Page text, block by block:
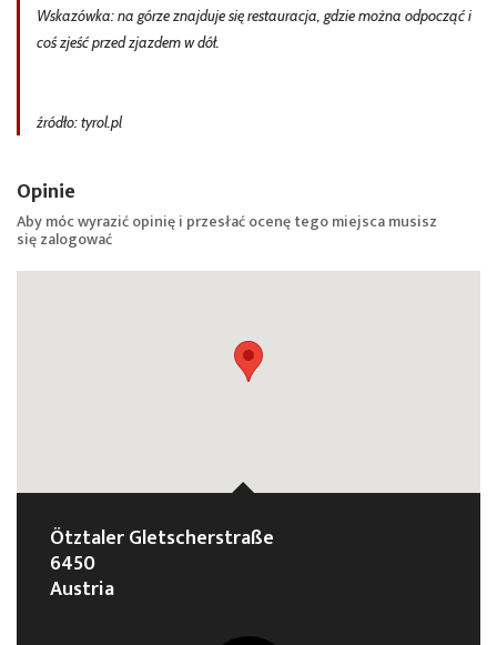
Wskazówka: na górze znajduje się restauracja, gdzie można odpocząć i
coś zjeść przed zjazdem w dół.
źródło: tyrol.pl
Opinie
Aby móc wyrazić opinię i przesłać ocenę tego miejsca musisz
sięzalogować
Ötztaler Gletscherstraße
6450
Austria